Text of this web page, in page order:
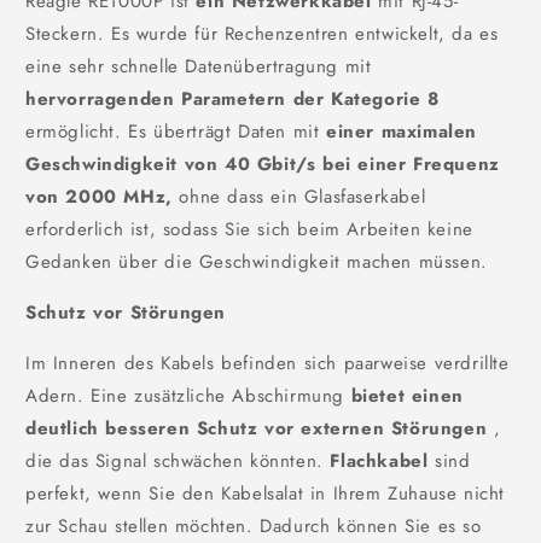
Steckern. Es wurde für Rechenzentren entwickelt, da es
eine sehr schnelle Datenübertragung mit
hervorragenden Parametern der Kategorie 8
ermöglicht. Es überträgt Daten miteiner maximalen
Geschwindigkeit von 40 Gbit/s bei einer Frequenz
von 2000 MHz, ohne dass ein Glasfaserkabel
erforderlich ist, sodass Sie sich beim Arbeiten keine
Gedanken über die Geschwindigkeit machen müssen.
Schutz vor Störungen
Im Inneren des Kabels befinden sich paarweise verdrillte
Adern. Eine zusätzliche Abschirmung bietet einen
deutlich besseren Schutz vor externen Störungen ,
die das Signal schwächen könnten. Flachkabel sind
perfekt, wenn Sie den Kabelsalat in Ihrem Zuhause nicht
zur Schau stellen möchten. Dadurch können Sie es so